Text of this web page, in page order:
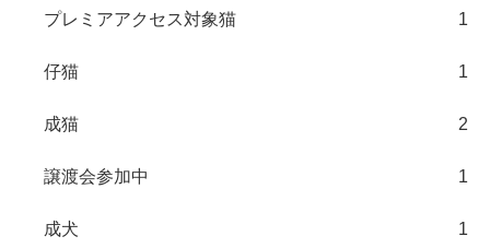
プレミアアクセス対象猫 1
仔猫 1
成猫 2
譲渡会参加中 1
成犬 1